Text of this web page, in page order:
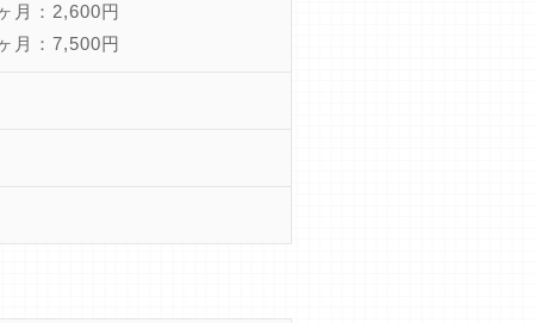
：2,600円
：7,500円